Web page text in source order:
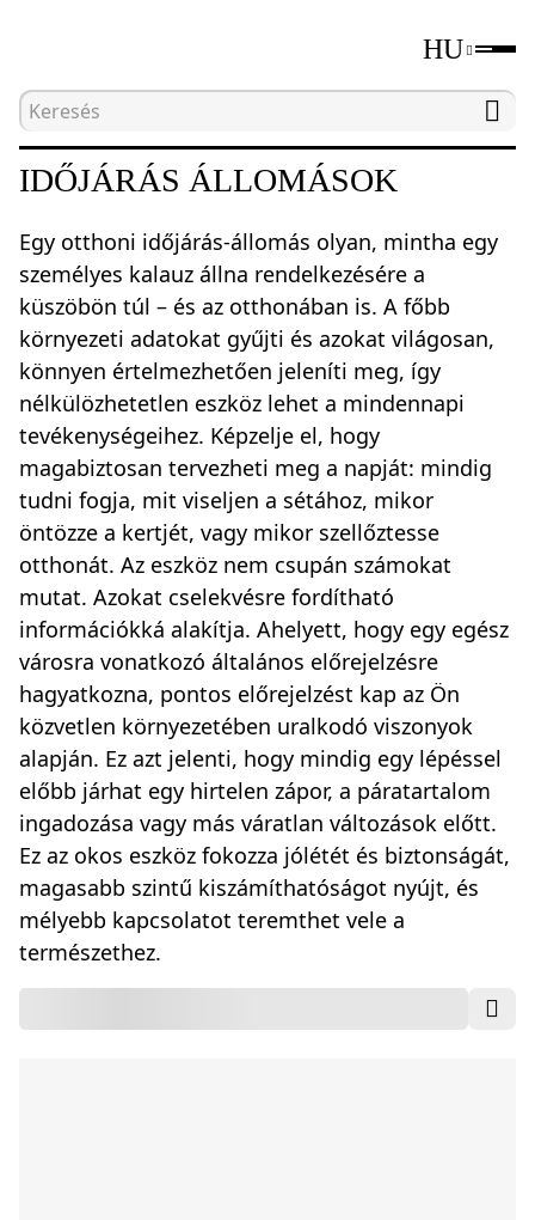
HU
Kezdőlap
IDŐJÁRÁS ÁLLOMÁSOK
Egy otthoni időjárás-állomás olyan, mintha egy
személyes kalauz állna rendelkezésére a
küszöbön túl – és az otthonában is. A főbb
környezeti adatokat gyűjti és azokat világosan,
könnyen értelmezhetően jeleníti meg, így
nélkülözhetetlen eszköz lehet a mindennapi
tevékenységeihez. Képzelje el, hogy
magabiztosan tervezheti meg a napját: mindig
tudni fogja, mit viseljen a sétához, mikor
öntözze a kertjét, vagy mikor szellőztesse
otthonát. Az eszköz nem csupán számokat
mutat. Azokat cselekvésre fordítható
információkká alakítja. Ahelyett, hogy egy egész
városra vonatkozó általános előrejelzésre
hagyatkozna, pontos előrejelzést kap az Ön
közvetlen környezetében uralkodó viszonyok
alapján. Ez azt jelenti, hogy mindig egy lépéssel
előbb járhat egy hirtelen zápor, a páratartalom
ingadozása vagy más váratlan változások előtt.
Ez az okos eszköz fokozza jólétét és biztonságát,
magasabb szintű kiszámíthatóságot nyújt, és
mélyebb kapcsolatot teremthet vele a
természethez.